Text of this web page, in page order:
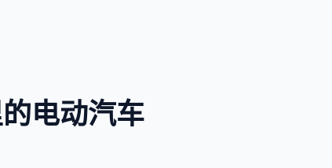
电动汽车